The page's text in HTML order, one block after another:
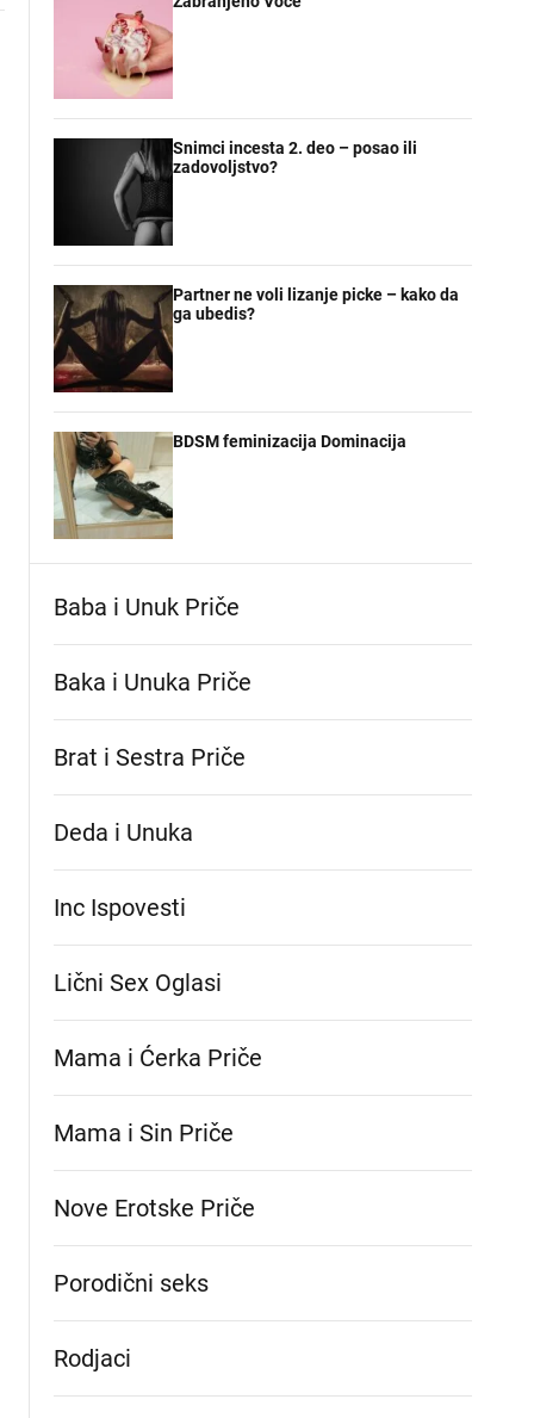
Snimci incesta 2. deo – posao ili
zadovoljstvo?
Partner ne voli lizanje picke – kako da
ga ubedis?
BDSM feminizacija Dominacija
Baba i Unuk Priče
Baka i Unuka Pričе
Brat i Sestra Priče
Deda i Unuka
Inc Ispovesti
Lični Sex Oglasi
Mama i Ćerka Priče
Mama i Sin Priče
Nove Erotske Priče
Porodični seks
Rodjaci